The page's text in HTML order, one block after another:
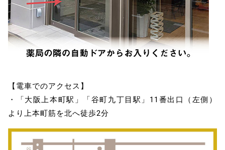
【電車でのアクセス】
・「大阪上本町駅」「谷町九丁目駅」11番出口（左側）
より上本町筋を北へ徒歩2分